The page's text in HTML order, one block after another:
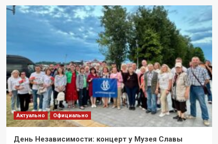
Актуально Официально
День Независимости: концерт у Музея Славы